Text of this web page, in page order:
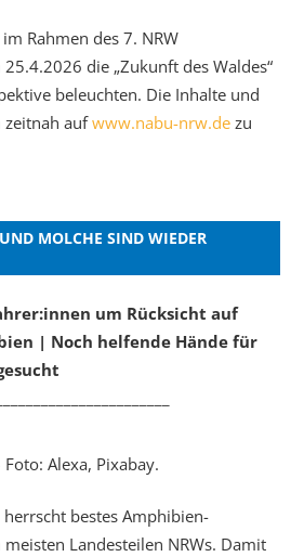
Rahmen des 7. NRW
die „Zukunft des Waldes“
beleuchten. Die Inhalte und
zeitnah aufwww.nabu-nrw.dezu
MOLCHE SIND WIEDER
um Rücksicht auf
| Noch helfende Hände für
Alexa, Pixabay.
bestes Amphibien-
Landesteilen NRWs. Damit